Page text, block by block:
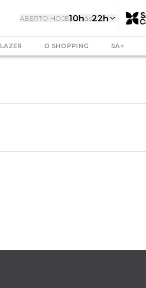
ABERTO HOJE10hàs22h
LAZER O SHOPPING SÁ+